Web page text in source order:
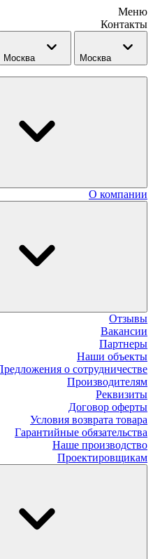
Меню
Контакты
Москва Москва
О компании
Отзывы
Вакансии
Партнеры
Наши объекты
о сотрудничестве
Производителям
Реквизиты
Договор оферты
Условия возврата товара
Гарантийные обязательства
Наше производство
Проектировщикам